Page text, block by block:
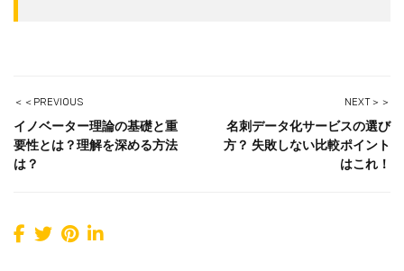
＜＜PREVIOUS
イノベーター理論の基礎と重
要性とは？理解を深める方法
は？
NEXT＞＞
名刺データ化サービスの選び
方？ 失敗しない比較ポイント
はこれ！